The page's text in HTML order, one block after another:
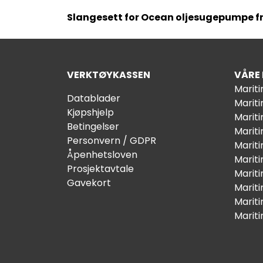
Slangesett for Ocean oljesugepumpe
VERKTØYKASSEN
Datablader
Kjøpshjelp
Betingelser
Personvern / GDPR
Åpenhetsloven
Prosjektavtale
Gavekort
VÅRE